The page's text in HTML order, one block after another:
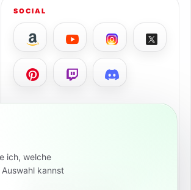
SOCIAL
News, Deals & Preisalarme
ich, welche
kannst